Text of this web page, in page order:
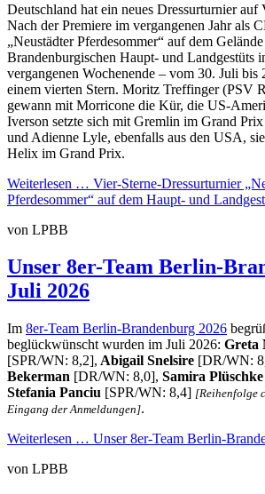
Deutschland hat ein neues Dressurturnier auf
Nach der Premiere im vergangenen Jahr als
„Neustädter Pferdesommer“ auf dem Gelände
Brandenburgischen Haupt- und Landgestüts
vergangenen Wochenende – vom 30. Juli
einem vierten Stern. Moritz Treffinger (PSV
gewann mit Morricone die Kür, die US-
Iverson setzte sich mit Gremlin im Grand
und Adienne Lyle, ebenfalls aus den USA,
Helix im Grand Prix.
Weiterlesen … Vier-Sterne-Dressurturnier
Pferdesommer“ auf dem Haupt- und
von LPBB
Unser 8er-Team Berlin-
Juli 2026
Im 8er-Team Berlin-Brandenburg 2026
beglückwünscht wurden im Juli 2026: Greta
[SPR/WN: 8,2], Abigail Snelsire [DR/WN:
Bekerman [DR/WN: 8,0], Samira Plüschke
Stefania Panciu [SPR/WN: 8,4] [Reihenfolge
Eingang der Anmeldungen].
Weiterlesen … Unser 8er-Team Berlin-
von LPBB